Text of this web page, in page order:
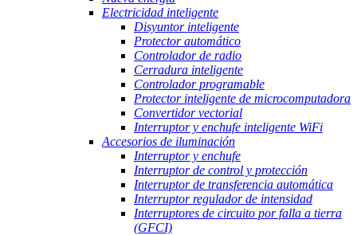
Electricidad inteligente
Disyuntor inteligente
Protector automático
Controlador de radio
Cerradura inteligente
Controlador programable
Protector inteligente de microcomputadora
Convertidor vectorial
Interruptor y enchufe inteligente WiFi
Accesorios de iluminación
Interruptor y enchufe
Interruptor de control y protección
Interruptor de transferencia automática
Interruptor regulador de intensidad
Interruptores de circuito por falla a tierra
(GFCI)